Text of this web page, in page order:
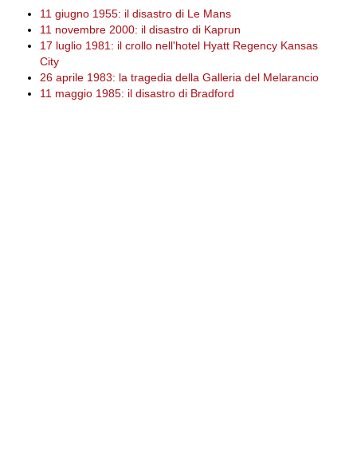
11 giugno 1955: il disastro di Le Mans
11 novembre 2000: il disastro di Kaprun
17 luglio 1981: il crollo nell'hotel Hyatt Regency Kansas
City
26 aprile 1983: la tragedia della Galleria del Melarancio
11 maggio 1985: il disastro di Bradford